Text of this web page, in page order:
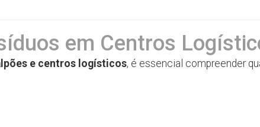
em Centros
e centros logísticos, é essencial compreender